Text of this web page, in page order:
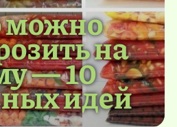
можно
на
— 10
идей